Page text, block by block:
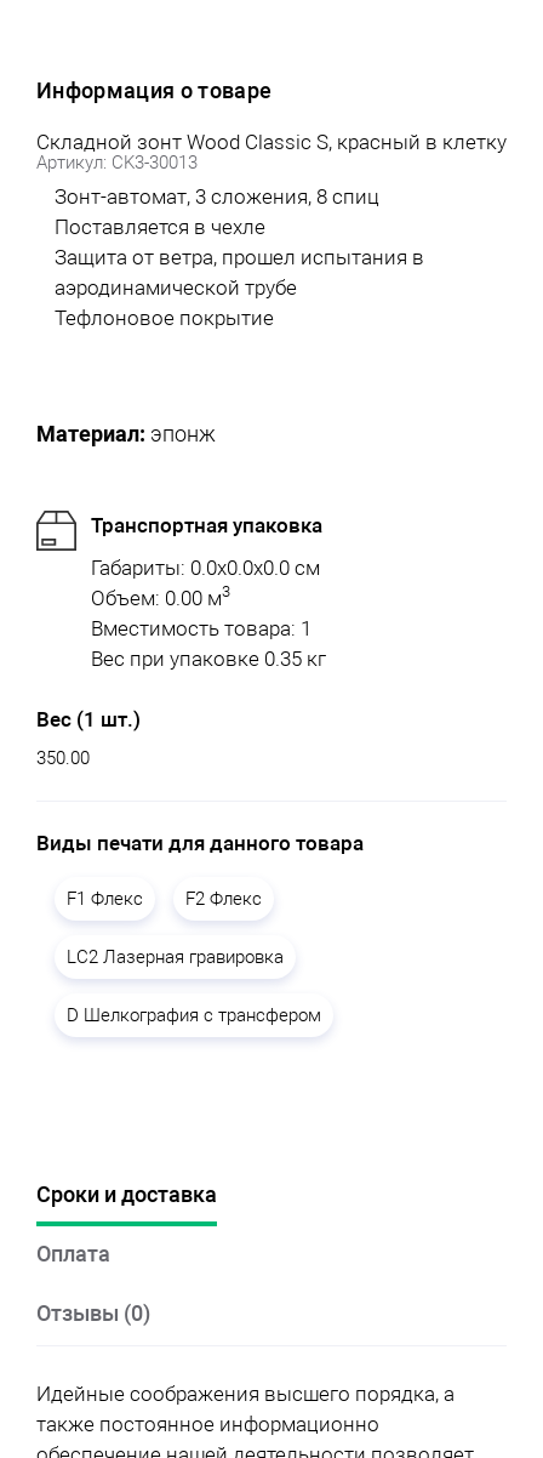
Информация о товаре
Складной зонт Wood Classic S, красный в клетку
Артикул: CK3-30013
Зонт-автомат, 3 сложения, 8 спиц
Поставляется в чехле
Защита от ветра, прошел испытания в
аэродинамической трубе
Тефлоновое покрытие
Материал: эпонж
Транспортная упаковка
Габариты: 0.0x0.0x0.0 см
Объем: 0.00 м3
Вместимость товара: 1
Вес при упаковке 0.35 кг
Вес (1 шт.)
350.00
Виды печати для данного товара
F1 Флекс F2 Флекс
LC2 Лазерная гравировка
D Шелкография с трансфером
Сроки и доставка
Оплата
Отзывы (0)
Идейные соображения высшего порядка, а
также постоянное информационно